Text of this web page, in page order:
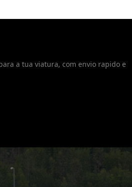
a tua viatura, com envio rapido e